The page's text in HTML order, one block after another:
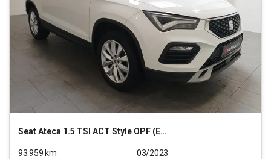
SeatAteca 1.5 TSI ACT Style OPF (EURO 6d)
93.959 km
03/2023